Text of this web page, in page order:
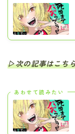
▷次の記事はこち
あわせて読みたい